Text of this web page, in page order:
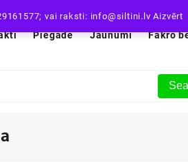
vai raksti: info@siltini.lvAizvērt
Piegāde Jaunumi Fakro